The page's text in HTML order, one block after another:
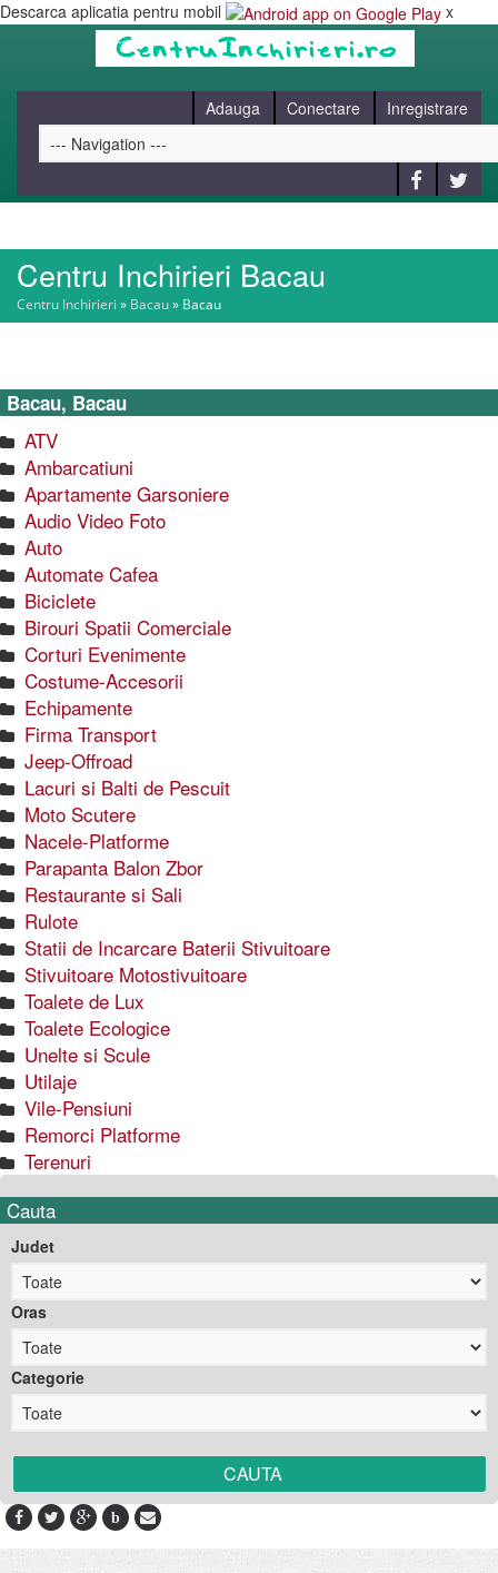
Descarca aplicatia pentru mobil x
Adauga Conectare Inregistrare
HOME
BLOG
CONTACT
Centru Inchirieri Bacau
Centru Inchirieri » Bacau» Bacau
Bacau, Bacau
ATV
Ambarcatiuni
Apartamente Garsoniere
Audio Video Foto
Auto
Automate Cafea
Biciclete
Birouri Spatii Comerciale
Corturi Evenimente
Costume-Accesorii
Echipamente
Firma Transport
Jeep-Offroad
Lacuri si Balti de Pescuit
Moto Scutere
Nacele-Platforme
Parapanta Balon Zbor
Restaurante si Sali
Rulote
Statii de Incarcare Baterii Stivuitoare
Stivuitoare Motostivuitoare
Toalete de Lux
Toalete Ecologice
Unelte si Scule
Utilaje
Vile-Pensiuni
Remorci Platforme
Terenuri
Cauta
Judet
Oras
Categorie
b